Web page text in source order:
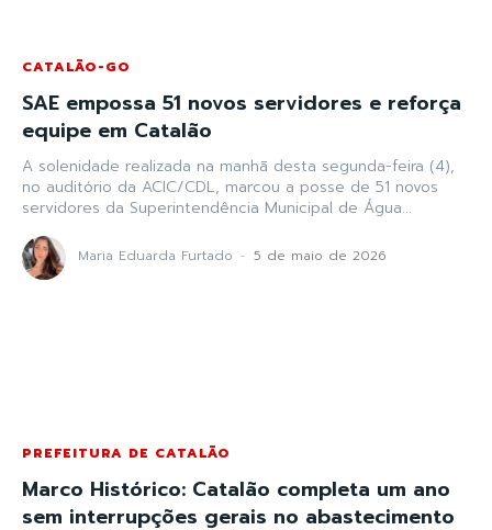
CATALÃO-GO
SAE empossa 51 novos servidores e reforça
equipe em Catalão
A solenidade realizada na manhã desta segunda-feira (4),
no auditório da ACIC/CDL, marcou a posse de 51 novos
servidores da Superintendência Municipal de Água...
Maria Eduarda Furtado - 5 de maio de 2026
PREFEITURA DE CATALÃO
Marco Histórico: Catalão completa um ano
sem interrupções gerais no abastecimento